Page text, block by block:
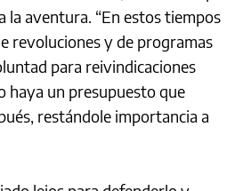
la aventura. “En estos tiempos
revoluciones y de programas
para reivindicaciones
haya un presupuesto que
restándole importancia a